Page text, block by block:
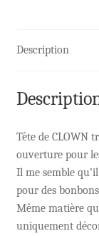
Description
Tête de CLOWN
ouverture pour
Il me semble
pour des
Même matière
uniquement